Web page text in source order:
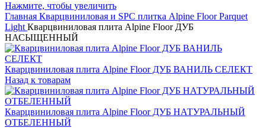
Нажмите, чтобы увеличить
Главная Кварцвиниловая и SPC плитка Alpine FloorParquet
Light Кварцвиниловая плита Alpine Floor ДУБ
НАСЫЩЕННЫЙ
Кварцвиниловая плита Alpine Floor ДУБ ВАНИЛЬ СЕЛЕКТ
Назад к товарам
Кварцвиниловая плита Alpine Floor ДУБ НАТУРАЛЬНЫЙ
ОТБЕЛЕННЫЙ